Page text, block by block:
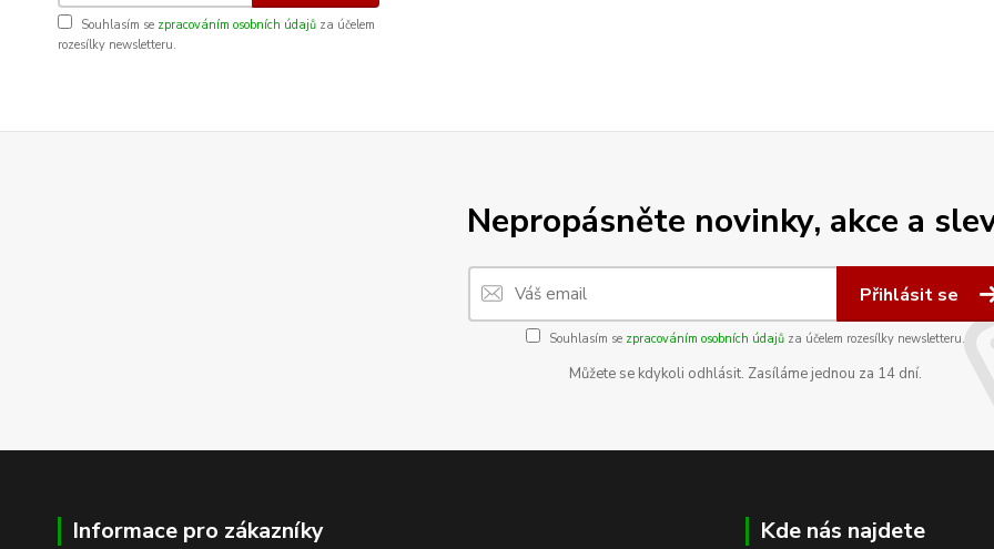
Souhlasím se zpracováním osobních údajů za účelem
rozesílky newsletteru.
Nepropásněte novinky, akce a
Přihlásit se
Souhlasím se zpracováním osobních údajů za účelem rozesílky newsletteru.
Můžete se kdykoli odhlásit. Zasíláme jednou za 14 dní.
Informace pro zákazníky Kde nás najdete